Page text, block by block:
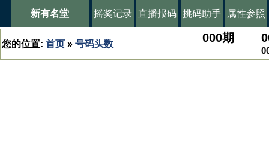
新有名堂 摇奖记录 直播报码 挑码助手 属性参照
您的位置: 首页 » 号码头数 000期